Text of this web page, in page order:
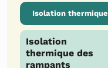
Isolation thermique
Isolation
thermique des
rampants